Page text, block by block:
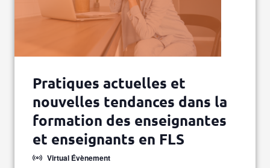
Pratiques actuelles et
nouvelles tendances dans la
formation des enseignantes
et enseignants en FLS
Virtual Évènement